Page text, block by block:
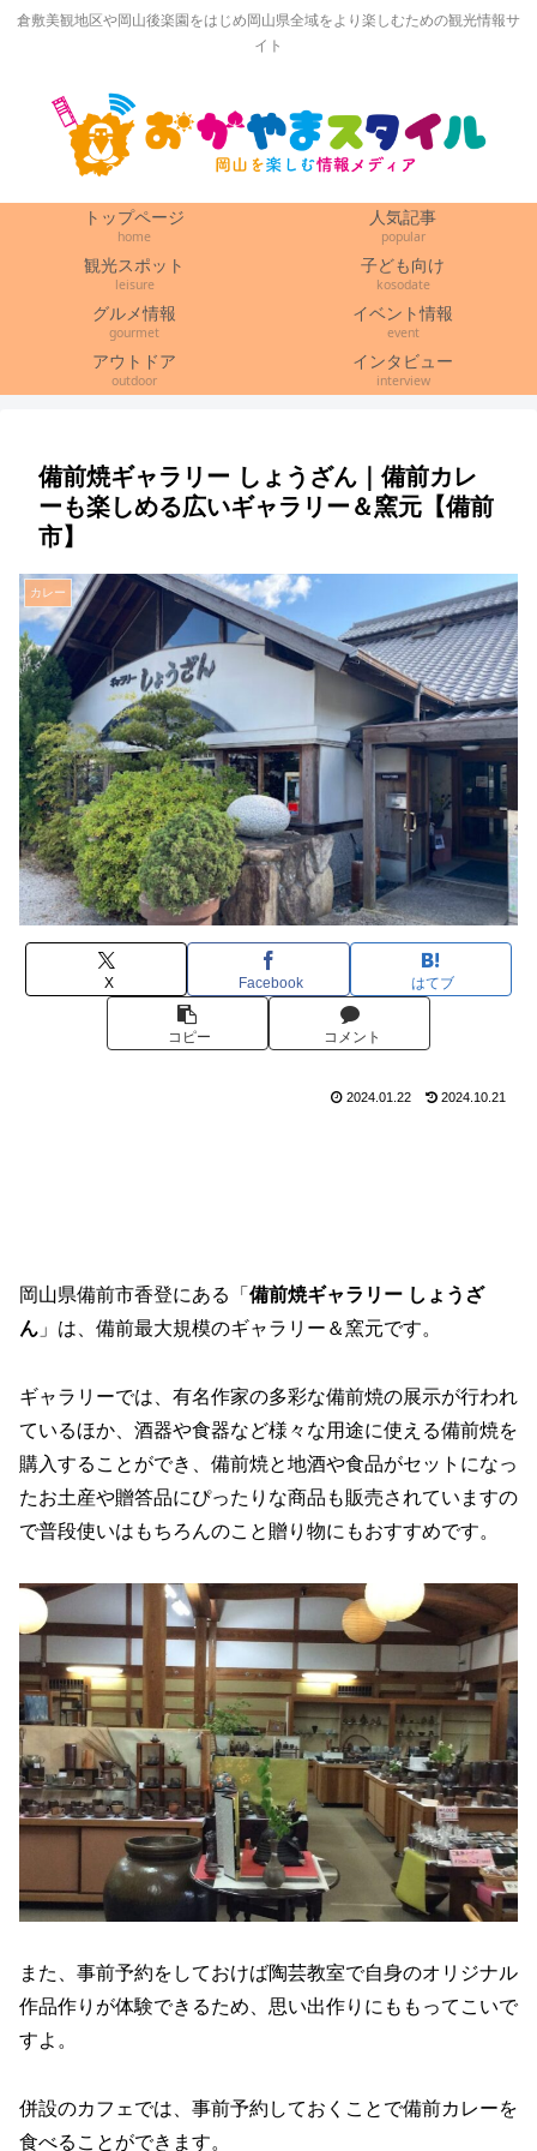
倉敷美観地区や岡山後楽園をはじめ岡山県全域をより楽しむための観光情報サ
イト
トップページ
home
人気記事
popular
観光スポット
leisure
子ども向け
kosodate
グルメ情報
gourmet
イベント情報
event
アウトドア
outdoor
インタビュー
interview
備前焼ギャラリー しょうざん｜備前カレ
ーも楽しめる広いギャラリー＆窯元【備前
市】
カレー
X Facebook はてブ
コピー コメント
2024.01.22 2024.10.21
岡山県備前市香登にある「 備前焼ギャラリー しょうざ
ん 」は、備前最大規模のギャラリー＆窯元です。
ギャラリーでは、有名作家の多彩な備前焼の展示が行われ
ているほか、酒器や食器など様々な用途に使える備前焼を
購入することができ、備前焼と地酒や食品がセットになっ
たお土産や贈答品にぴったりな商品も販売されていますの
で普段使いはもちろんのこと贈り物にもおすすめです。
また、事前予約をしておけば陶芸教室で自身のオリジナル
作品作りが体験できるため、思い出作りにももってこいで
すよ。
併設のカフェでは、事前予約しておくことで備前カレーを
食べることができます。